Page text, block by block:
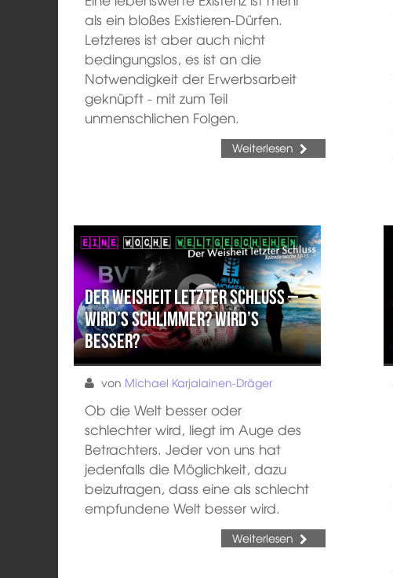
als ein bloßes Existieren-Dürfen.
Letzteres ist aber auch nicht
bedingungslos, es ist an die
Notwendigkeit der Erwerbsarbeit
geknüpft - mit zum Teil
unmenschlichen Folgen.
Weiterlesen
Der Weisheit letzter Schluss –
Wird’s schlimmer? Wird’s
besser?
von Michael Karjalainen-Dräger
Ob die Welt besser oder
schlechter wird, liegt im Auge des
Betrachters. Jeder von uns hat
jedenfalls die Möglichkeit, dazu
beizutragen, dass eine als schlecht
empfundene Welt besser wird.
Weiterlesen